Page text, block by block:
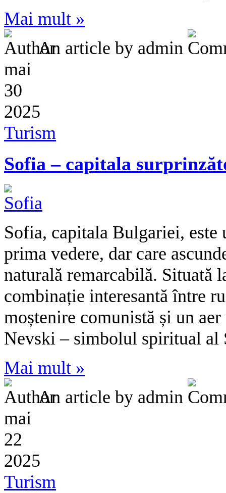
Mai mult »
An article by admin
mai
30
2025
Turism
Sofia – capitala
Sofia, capitala Bulgariei, este
prima vedere, dar care
naturală remarcabilă. Situată
combinație interesantă între
moștenire comunistă și un
Nevski – simbolul spiritual
Mai mult »
An article by admin
mai
22
2025
Turism